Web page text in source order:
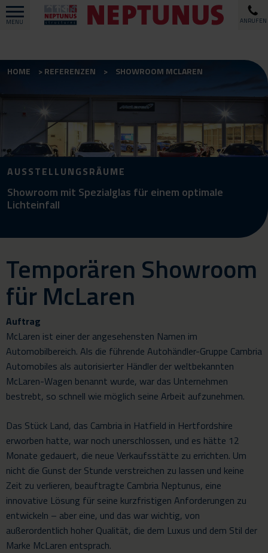
MENU ANRUFEN
HOME REFERENZEN SHOWROOM MCLAREN
AUSSTELLUNGSRÄUME
Showroom mit Spezialglas für einem optimale
Lichteinfall
Temporären Showroom
für McLaren
Auftrag
McLaren ist einer der angesehensten Namen im
Automobilbereich. Als die führende Autohändler-Gruppe Cambria
Automobiles als autorisierter Händler der weltbekannten
McLaren-Wagen benannt wurde, war das Unternehmen
bestrebt, so schnell wie möglich seine Arbeit aufzunehmen.
Das Stück Land, das Cambria in Hatfield in Hertfordshire
erworben hatte, war noch unerschlossen, und es hätte 12
Monate gedauert, die neue Verkaufsstätte zu errichten. Um
nicht die Gunst der Stunde verstreichen zu lassen und keine
Zeit zu verlieren, beauftragte Cambria Neptunus, eine
innovative Lösung für seine kurzfristigen Anforderungen zu
entwickeln – aber eine, und das war wichtig, von
außerordentlich hoher Qualität, die dem Luxus und dem Stil der
Marke McLaren entsprach.